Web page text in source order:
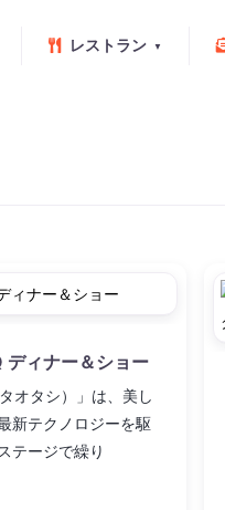
レストラン
ィナー＆ショー
オタシ）」は、美し
新テクノロジーを駆
テージで繰り